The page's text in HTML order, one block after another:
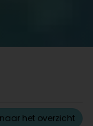
het overzicht